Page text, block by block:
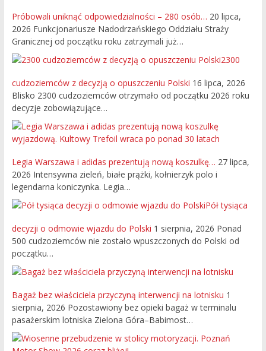
Próbowali uniknąć odpowiedzialności – 280 osób… 20 lipca,
2026 Funkcjonariusze Nadodrzańskiego Oddziału Straży
Granicznej od początku roku zatrzymali już…
2300
cudzoziemców z decyzją o opuszczeniu Polski 16 lipca, 2026
Blisko 2300 cudzoziemców otrzymało od początku 2026 roku
decyzje zobowiązujące…
Legia Warszawa i adidas prezentują nową koszulkę… 27 lipca,
2026 Intensywna zieleń, białe prążki, kołnierzyk polo i
legendarna koniczynka. Legia…
Pół tysiąca
decyzji o odmowie wjazdu do Polski 1 sierpnia, 2026 Ponad
500 cudzoziemców nie zostało wpuszczonych do Polski od
początku…
Bagaż bez właściciela przyczyną interwencji na lotnisku 1
sierpnia, 2026 Pozostawiony bez opieki bagaż w terminalu
pasażerskim lotniska Zielona Góra–Babimost…